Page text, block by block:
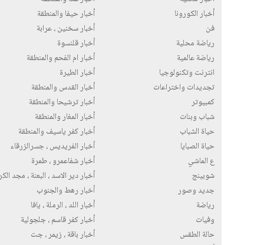
أخبار الكورونا
فن
رياضة محلية
رياضة عالمية
انترنت وتكنولوجيا
تجديدات واختراعات
كمبيوتر
شباب وبنات
حياة الشباب
حياة الصبايا
ع الماشي
شوبينج
جديد وصور
رياضة
وفيات
حالة الطقس
أخبار حيفا والمنطقة
أخبار سخنين ، عرابة
أخبار قلنسوة
أخبار ام الفحم والمنطقة
أخبار الطيرة
أخبار القدس والمنطقة
أخبار ترشيحا والمنطقة
أخبار المغار والمنطقة
أخبار كفر ياسيف والمنطقة
أخبار الفريديس ، جسرالزرقاء
أخبار شفاعمرو ، طمرة
أخبار دير الاسد ، البعنة ، مجد
أخبار رهط والجنوب
أخبار اللد ، الرملة ، يافا
أخبار كفر قاسم ، جلجولية
أخبار باقة ، زيمر ، جت